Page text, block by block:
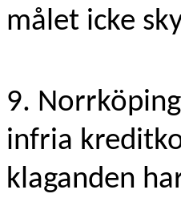
målet icke
9.
infria
klaganden